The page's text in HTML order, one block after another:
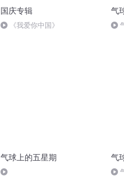
国庆专辑
《我爱你中国》
气
气球上的五星期 气